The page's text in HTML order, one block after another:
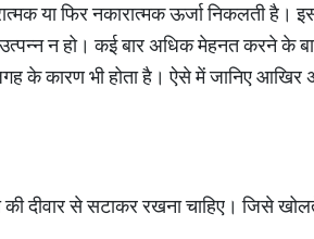
या फिर नकारात्मक ऊर्जा निकलती है।
न हो। कई बार अधिक मेहनत करने के
के कारण भी होता है। ऐसे में जानिए आखिर
की दीवार से सटाकर रखना चाहिए। जिसे